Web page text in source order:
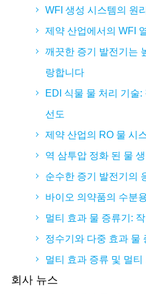
WFI 생성 시스템의 원
제약 산업에서의 WFI
깨끗한 증기 발전기는
랑합니다
EDI 식물 물 처리 기술
선도
제약 산업의 RO 물 시
역 삼투압 정화 된 물
순수한 증기 발전기의
바이오 의약품의 수분
멀티 효과 물 증류기:
정수기와 다중 효과 물
멀티 효과 증류 및 멀
회사 뉴스